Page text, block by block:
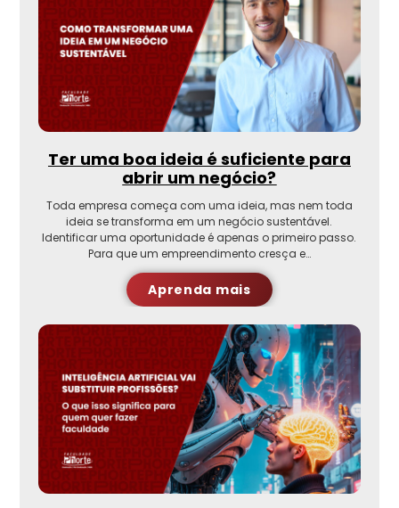
Ter uma boa ideia é suficiente para
abrir um negócio?
Toda empresa começa com uma ideia, mas nem toda
ideia se transforma em um negócio sustentável.
Identificar uma oportunidade é apenas o primeiro passo.
Para que um empreendimento cresça e…
Aprenda mais